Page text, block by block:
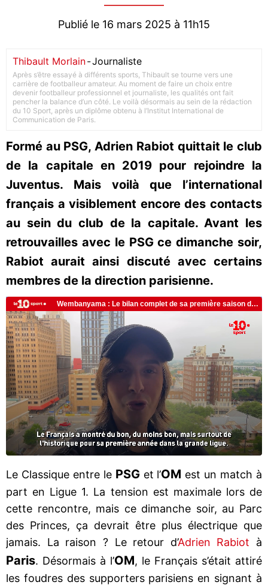
Publié le 16 mars 2025 à 11h15
Thibault Morlain-Journaliste
Après s’être essayé à différents sports, Thibault se tourne vers une
carrière de footballeur amateur. Au moment de faire un choix entre
devenir footballeur professionnel et journaliste, les qualités ont fait
pencher la balance d’un côté. Le voilà désormais au sein de la rédaction
du 10 Sport, après un diplôme obtenu à l’Institut International de
Communication de Paris.
Formé au PSG, Adrien Rabiot quittait le club
de la capitale en 2019 pour rejoindre la
Juventus. Mais voilà que l’international
français a visiblement encore des contacts
au sein du club de la capitale. Avant les
retrouvailles avec le PSG ce dimanche soir,
Rabiot aurait ainsi discuté avec certains
membres de la direction parisienne.
Le Classique entre le PSGet l’OM est un match à
part en Ligue 1. La tension est maximale lors de
cette rencontre, mais ce dimanche soir, au Parc
des Princes, ça devrait être plus électrique que
jamais. La raison ? Le retour d’Adrien Rabiot à
Paris. Désormais à l’OM, le Français s’était attiré
les foudres des supporters parisiens en signant à